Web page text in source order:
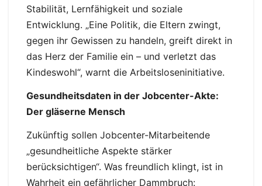
Stabilität, Lernfähigkeit und soziale
Entwicklung. „Eine Politik, die Eltern zwingt,
gegen ihr Gewissen zu handeln, greift direkt in
das Herz der Familie ein – und verletzt das
Kindeswohl“, warnt die Arbeitsloseninitiative.
Gesundheitsdaten in der Jobcenter-Akte:
Der gläserne Mensch
Zukünftig sollen Jobcenter-Mitarbeitende
„gesundheitliche Aspekte stärker
berücksichtigen“. Was freundlich klingt, ist in
Wahrheit ein gefährlicher Dammbruch: